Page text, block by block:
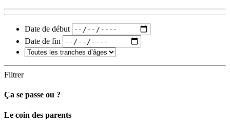
Date de début
Date de fin
Filtrer
Ça se passe ou ?
Carto
Le coin des parents